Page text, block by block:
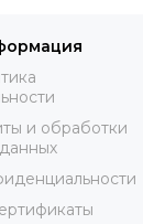
и обработки